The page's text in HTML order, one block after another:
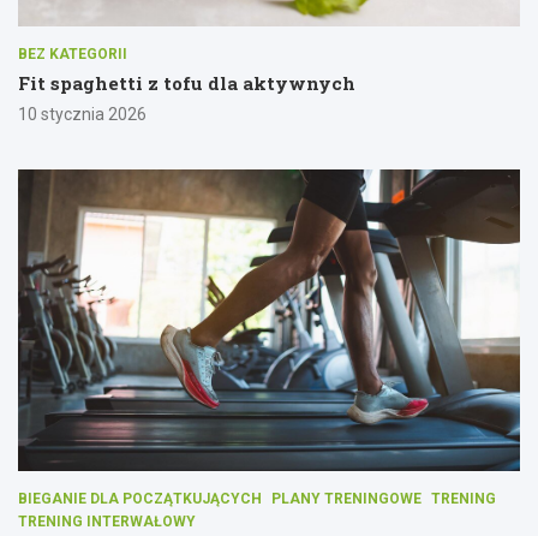
BEZ KATEGORII
Fit spaghetti z tofu dla aktywnych
10 stycznia 2026
BIEGANIE DLA POCZĄTKUJĄCYCH PLANY TRENINGOWE TRENING
TRENING INTERWAŁOWY